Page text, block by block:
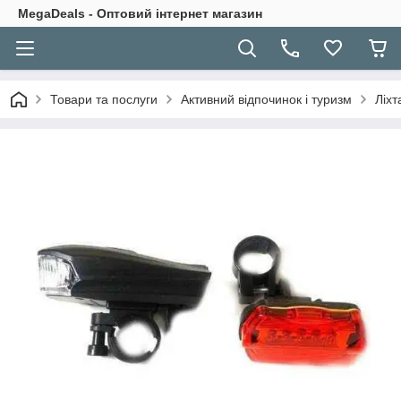
MegaDeals - Оптовий інтернет магазин
Товари та послуги Активний відпочинок і туризм